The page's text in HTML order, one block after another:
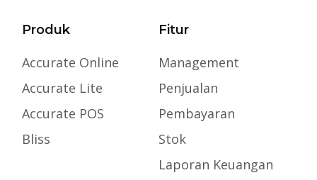
Produk
Accurate Online
Accurate Lite
Accurate POS
Bliss
Fitur
Management
Penjualan
Pembayaran
Stok
Laporan Keuangan